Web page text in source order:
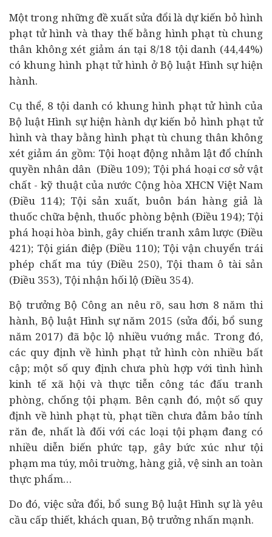
Một trong những đề xuất sửa đổi là dự kiến bỏ hình
phạt tử hình và thay thế bằng hình phạt tù chung
thân không xét giảm án tại 8/18 tội danh (44,44%)
có khung hình phạt tử hình ở Bộ luật Hình sự hiện
hành.
Cụ thể, 8 tội danh có khung hình phạt tử hình của
Bộ luật Hình sự hiện hành dự kiến bỏ hình phạt tử
hình và thay bằng hình phạt tù chung thân không
xét giảm án gồm: Tội hoạt động nhằm lật đổ chính
quyền nhân dân (Điều 109); Tội phá hoại cơ sở vật
chất - kỹ thuật của nước Cộng hòa XHCN Việt Nam
(Điều 114); Tội sản xuất, buôn bán hàng giả là
thuốc chữa bệnh, thuốc phòng bệnh (Điều 194); Tội
phá hoại hòa bình, gây chiến tranh xâm lược (Điều
421); Tội gián điệp (Điều 110); Tội vận chuyển trái
phép chất ma túy (Điều 250), Tội tham ô tài sản
(Điều 353), Tội nhận hối lộ (Điều 354).
Bộ trưởng Bộ Công an nêu rõ, sau hơn 8 năm thi
hành, Bộ luật Hình sự năm 2015 (sửa đổi, bổ sung
năm 2017) đã bộc lộ nhiều vuớng mắc. Trong đó,
các quy định về hình phạt tử hình còn nhiều bất
cập; một số quy định chưa phù hợp với tình hình
kinh tếxã hội và thực tiễn công tác đấu tranh
phòng, chống tội phạm. Bên cạnh đó, một số quy
định về hình phạt tù, phạt tiền chưa đảm bảo tính
răn đe, nhất là đối với các loại tội phạm đang có
nhiều diễn biến phức tạp, gây bức xúc như tội
phạm ma túy, môi truờng, hàng giả, vệ sinh an toàn
thực phẩm…
Do đó, việc sửa đổi, bổ sung Bộ luật Hình sự là yêu
cầu cấp thiết, khách quan, Bộ trưởng nhấn mạnh.